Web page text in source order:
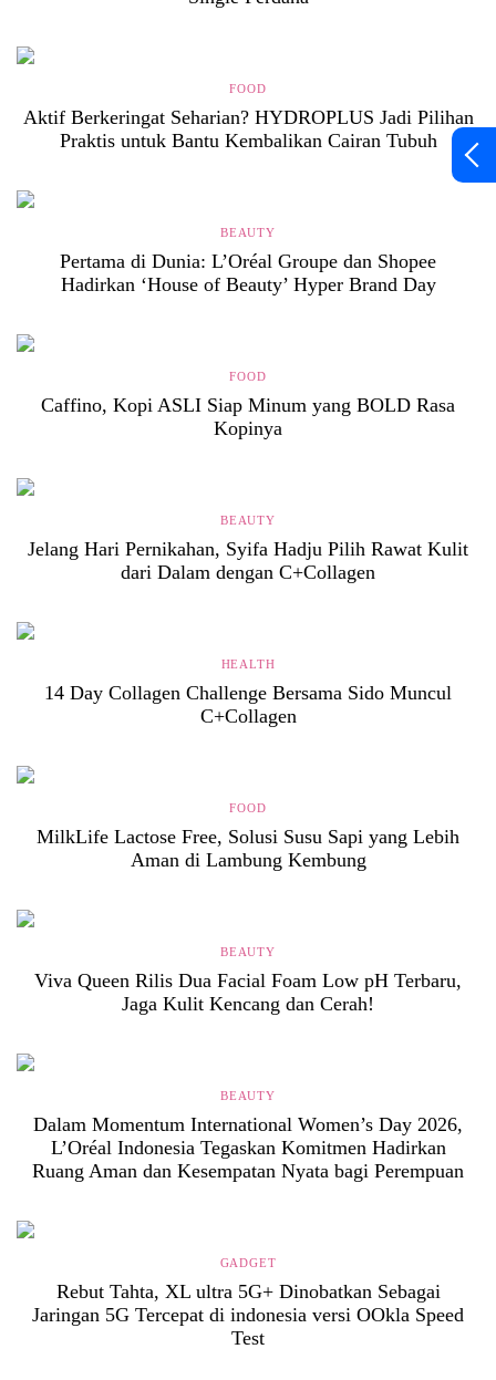
FOOD
Aktif Berkeringat Seharian? HYDROPLUS Jadi Pilihan
Praktis untuk Bantu Kembalikan Cairan Tubuh
BEAUTY
Pertama di Dunia: L’Oréal Groupe dan Shopee
Hadirkan ‘House of Beauty’ Hyper Brand Day
FOOD
Caffino, Kopi ASLI Siap Minum yang BOLD Rasa
Kopinya
BEAUTY
Jelang Hari Pernikahan, Syifa Hadju Pilih Rawat Kulit
dari Dalam dengan C+Collagen
HEALTH
14 Day Collagen Challenge Bersama Sido Muncul
C+Collagen
FOOD
MilkLife Lactose Free, Solusi Susu Sapi yang Lebih
Aman di Lambung Kembung
BEAUTY
Viva Queen Rilis Dua Facial Foam Low pH Terbaru,
Jaga Kulit Kencang dan Cerah!
BEAUTY
Dalam Momentum International Women’s Day 2026,
L’Oréal Indonesia Tegaskan Komitmen Hadirkan
Ruang Aman dan Kesempatan Nyata bagi Perempuan
GADGET
Rebut Tahta, XL ultra 5G+ Dinobatkan Sebagai
Jaringan 5G Tercepat di indonesia versi OOkla Speed
Test